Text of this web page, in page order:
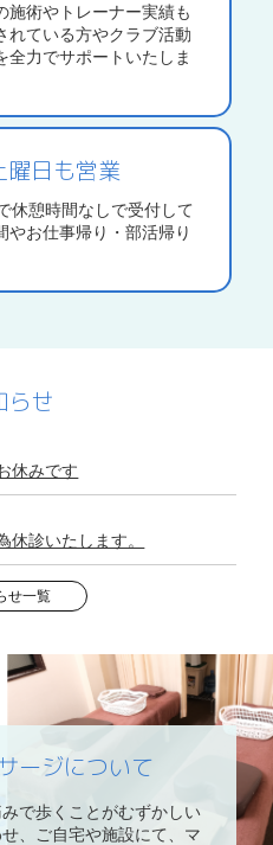
施術やトレーナー実績も
れている方やクラブ活動
全力でサポートいたしま
日も営業
休憩時間なしで受付して
やお仕事帰り・部活帰り
らせ
休みです
休診いたします。
せ一覧
ージについて
で歩くことがむずかしい
、ご自宅や施設にて、マ